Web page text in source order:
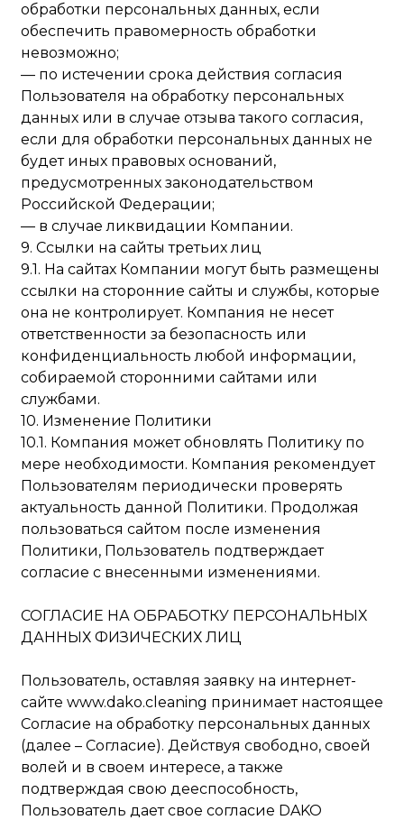
обработки персональных данных, если
обеспечить правомерность обработки
невозможно;
— по истечении срока действия согласия
Пользователя на обработку персональных
данных или в случае отзыва такого согласия,
если для обработки персональных данных не
будет иных правовых оснований,
предусмотренных законодательством
Российской Федерации;
— в случае ликвидации Компании.
9. Ссылки на сайты третьих лиц
9.1. На сайтах Компании могут быть размещены
ссылки на сторонние сайты и службы, которые
она не контролирует. Компания не несет
ответственности за безопасность или
конфиденциальность любой информации,
собираемой сторонними сайтами или
службами.
10. Изменение Политики
10.1. Компания может обновлять Политику по
мере необходимости. Компания рекомендует
Пользователям периодически проверять
актуальность данной Политики. Продолжая
пользоваться сайтом после изменения
Политики, Пользователь подтверждает
согласие с внесенными изменениями.
СОГЛАСИЕ НА ОБРАБОТКУ ПЕРСОНАЛЬНЫХ
ДАННЫХ ФИЗИЧЕСКИХ ЛИЦ
Пользователь, оставляя заявку на интернет-
сайте www.dako.cleaning принимает настоящее
Согласие на обработку персональных данных
(далее – Согласие). Действуя свободно, своей
волей и в своем интересе, а также
подтверждая свою дееспособность,
Пользователь дает свое согласие DAKO